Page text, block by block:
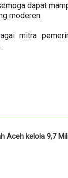
dapat
moderen.
mitra
Aceh kelola 9,7